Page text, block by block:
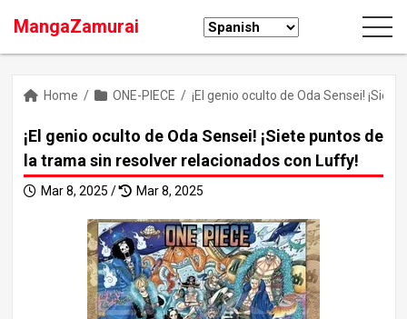
MangaZamurai
Home / ONE-PIECE / ¡El genio oculto de Oda Sensei!
¡El genio oculto de Oda Sensei! ¡Siete puntos de
la trama sin resolver relacionados con Luffy!
Mar 8, 2025 / Mar 8, 2025